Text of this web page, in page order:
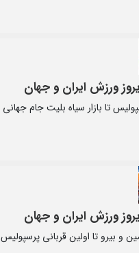
ورزش ایران و جهان
تا بازار سیاه بلیت جام جهانی
ورزش ایران و جهان
و بیرو تا اولین قربانی پرسپولیس